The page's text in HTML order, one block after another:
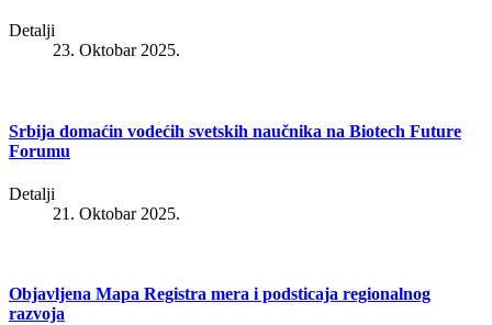
Detalji
23. Oktobar 2025.
Srbija domaćin vodećih svetskih naučnika na Biotech Future
Forumu
Detalji
21. Oktobar 2025.
Objavlјena Mapa Registra mera i podsticaja regionalnog
razvoja